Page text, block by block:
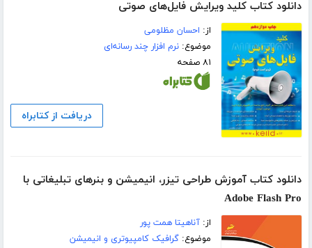
دانلود کتاب کلید ویرایش فایل‌های صوتی
از: احسان مظلومی
موضوع:نرم افزار چند رسانه‌ای
۸۱ صفحه
دریافت از کتابراه
دانلود کتاب آموزش طراحی تیزر، انیمیشن و بنرهای تبلیغاتی با
Adobe Flash Pro
از:آناهیتا همت پور
موضوع:گرافیک کامپیوتری و انیمیشن